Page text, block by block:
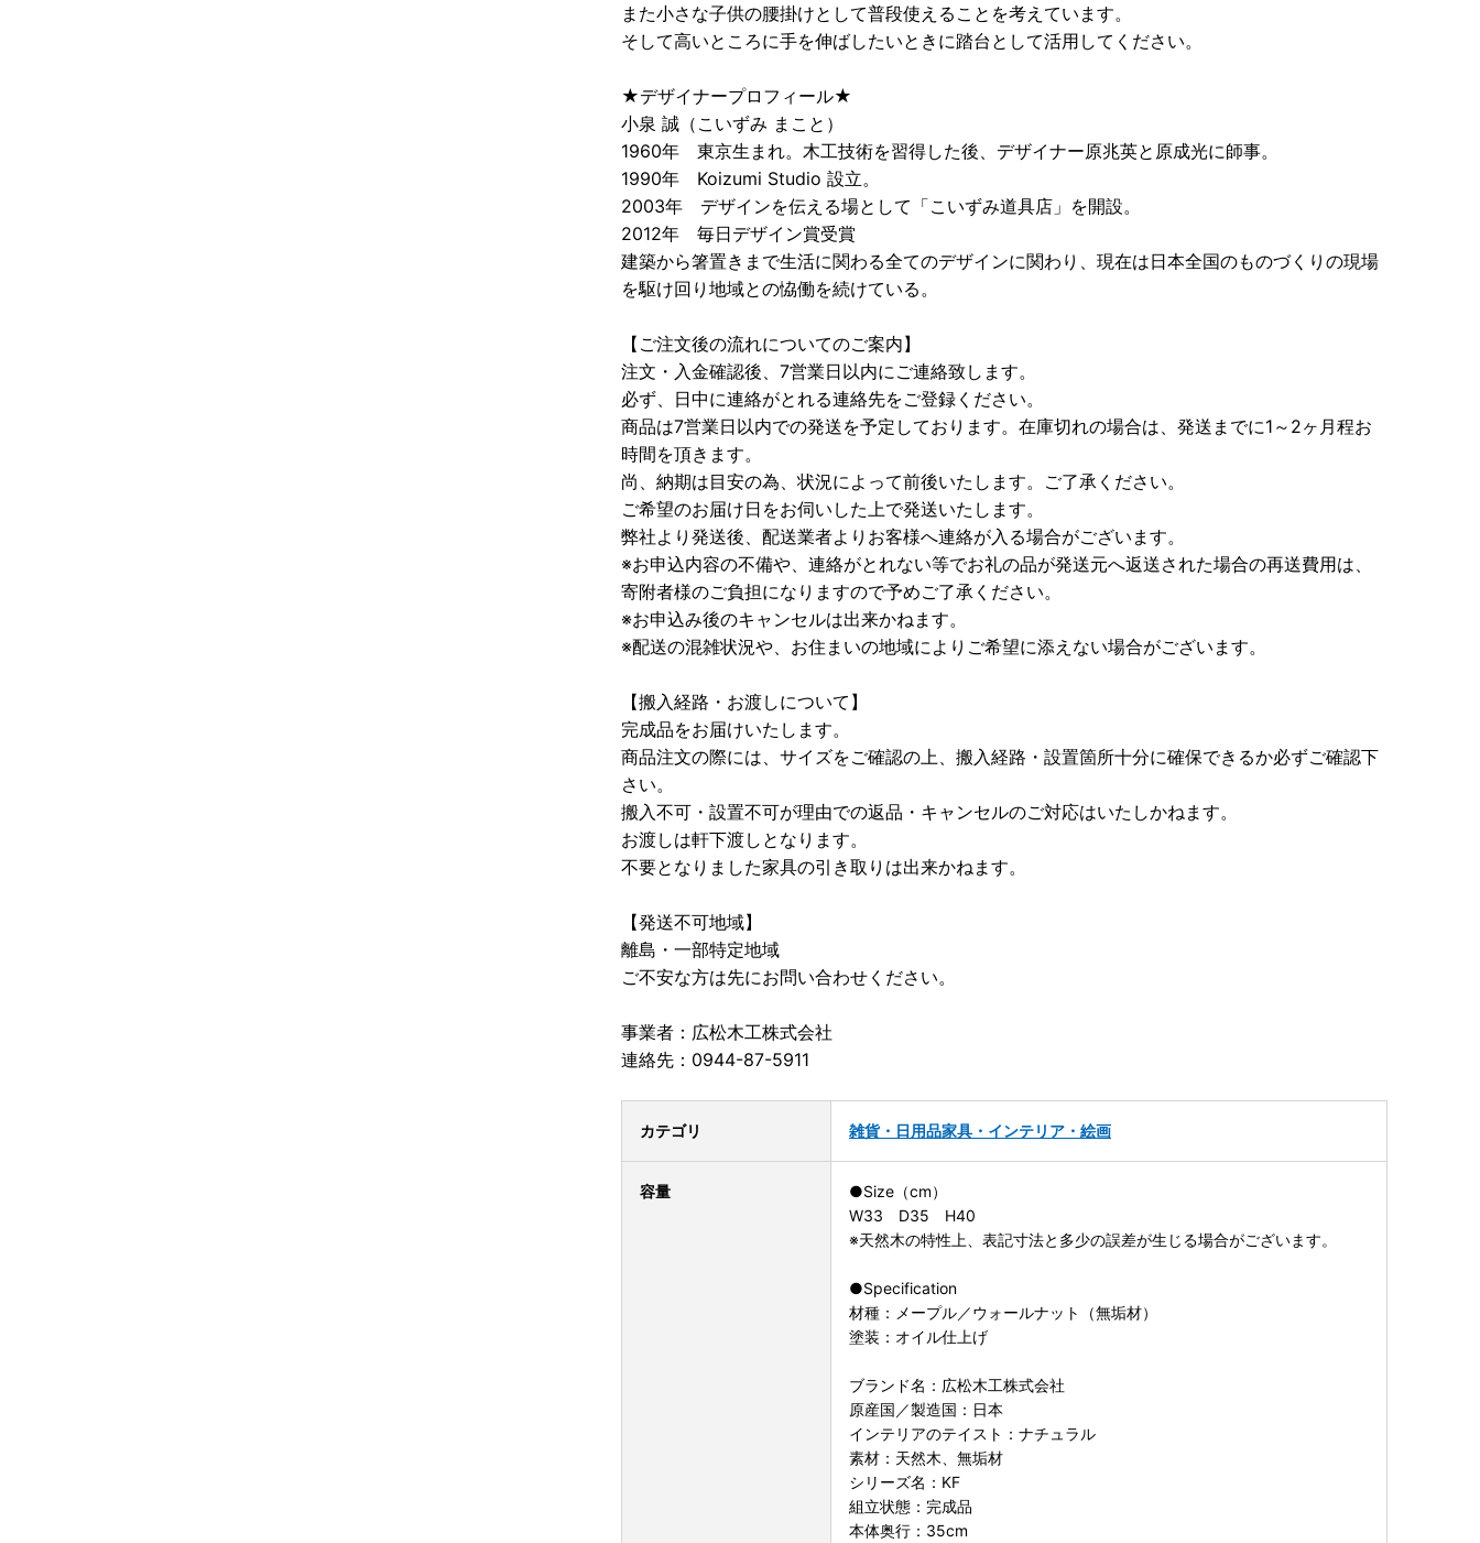
また小さな子供の腰掛けとして普段使えることを考えています。
そして高いところに手を伸ばしたいときに踏台として活用してください。
★デザイナープロフィール★
小泉 誠（こいずみ まこと）
1960年 東京生まれ。木工技術を習得した後、デザイナー原兆英と原成光に師事。
1990年 Koizumi Studio 設立。
2003年 デザインを伝える場として「こいずみ道具店」を開設。
2012年 毎日デザイン賞受賞
建築から箸置きまで生活に関わる全てのデザインに関わり、現在は日本全国のものづくりの現場
を駆け回り地域との恊働を続けている。
【ご注文後の流れについてのご案内】
注文・入金確認後、7営業日以内にご連絡致します。
必ず、日中に連絡がとれる連絡先をご登録ください。
商品は7営業日以内での発送を予定しております。在庫切れの場合は、発送までに1～2ヶ月程お
時間を頂きます。
尚、納期は目安の為、状況によって前後いたします。ご了承ください。
ご希望のお届け日をお伺いした上で発送いたします。
弊社より発送後、配送業者よりお客様へ連絡が入る場合がございます。
※お申込内容の不備や、連絡がとれない等でお礼の品が発送元へ返送された場合の再送費用は、
寄附者様のご負担になりますので予めご了承ください。
※お申込み後のキャンセルは出来かねます。
※配送の混雑状況や、お住まいの地域によりご希望に添えない場合がございます。
【搬入経路・お渡しについて】
完成品をお届けいたします。
商品注文の際には、サイズをご確認の上、搬入経路・設置箇所十分に確保できるか必ずご確認下
さい。
搬入不可・設置不可が理由での返品・キャンセルのご対応はいたしかねます。
お渡しは軒下渡しとなります。
不要となりました家具の引き取りは出来かねます。
【発送不可地域】
離島・一部特定地域
ご不安な方は先にお問い合わせください。
事業者：広松木工株式会社
連絡先：0944-87-5911
カテゴリ 雑貨・日用品家具・インテリア・絵画
容量
●Size（cm）
W33 D35 H40
※天然木の特性上、表記寸法と多少の誤差が生じる場合がございます。
●Specification
材種：メープル／ウォールナット（無垢材）
塗装：オイル仕上げ
ブランド名：広松木工株式会社
原産国／製造国：日本
インテリアのテイスト：ナチュラル
素材：天然木、無垢材
シリーズ名：KF
組立状態：完成品
本体奥行：35cm